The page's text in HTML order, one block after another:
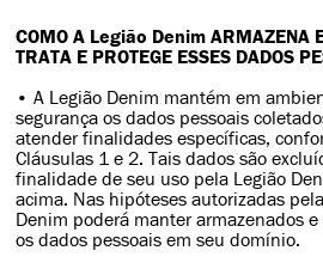
COMO A Legião Denim ARMAZENA
TRATA E PROTEGE ESSES DADOS
• A Legião Denim mantém em
segurança os dados pessoais
atender finalidades específicas,
Cláusulas 1 e 2. Tais dados são
finalidade de seu uso pela Legião
acima. Nas hipóteses autorizadas
Denim poderá manter armazenados
os dados pessoais em seu domínio.